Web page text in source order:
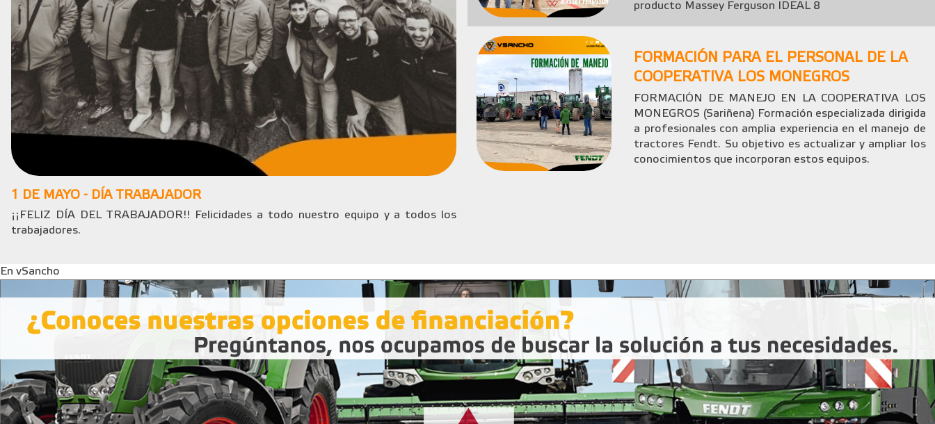
1 DE MAYO - DÍA TRABAJADOR
¡¡FELIZ DÍA DEL TRABAJADOR!! Felicidades a todo nuestro equipo y a todos los
trabajadores.
producto Massey Ferguson IDEAL 8
FORMACIÓN PARA EL PERSONAL DE LA
COOPERATIVA LOS MONEGROS
FORMACIÓN DE MANEJO EN LA COOPERATIVA LOS
MONEGROS (Sariñena) Formación especializada dirigida
a profesionales con amplia experiencia en el manejo de
tractores Fendt. Su objetivo es actualizar y ampliar los
conocimientos que incorporan estos equipos.
En vSancho